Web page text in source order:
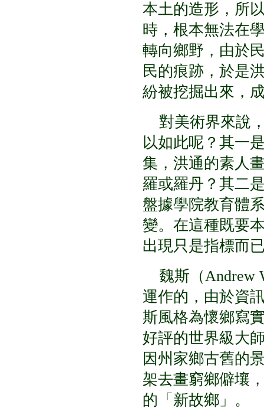
本土的造形，所
時，根本無法在
轉向鄉野，由於
民的痕跡，於是
紛被挖掘出來，
對美術界來說
以如此呢？其一
集，洪通的素人
羅或羅丹？其二
盤據學院教育體
變。在這種既要
出現只是指標而
魏斯（Andrew
運作的，由於資
斯風格為懷鄉寫
好評的世界級大
因州家鄉古舊的
架去畫窮鄉僻壤
的「新故鄉」。